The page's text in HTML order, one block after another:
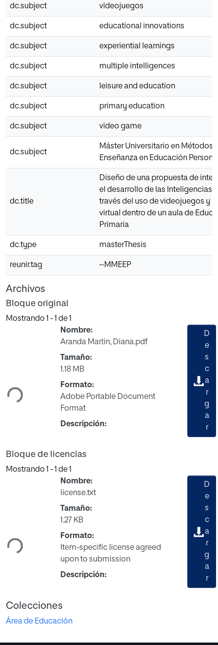
dc.subject videojuegos
dc.subject educational innovations
dc.subject experiential learnings
dc.subject multiple intelligences
dc.subject leisure and education
dc.subject primary education
dc.subject video game
dc.subject
Máster Universitario en Métodos
Enseñanza en Educación
dc.title
Diseño de una propuesta de
el desarrollo de las Inteligencias
través del uso de videojuegos y
virtual dentro de un aula de
Primaria
dc.type masterThesis
reunir.tag ~MMEEP
Archivos
Bloque original
Mostrando 1 - 1 de 1
Cargando...
Nombre:
Aranda Martin, Diana.pdf
Tamaño:
1.18 MB
Formato:
Adobe Portable Document
Format
Descripción:
D
e
s
c
a
r
g
a
r
Bloque de licencias
Mostrando 1 - 1 de 1
Cargando...
Nombre:
license.txt
Tamaño:
1.27 KB
Formato:
Item-specific license agreed
upon to submission
Descripción:
D
e
s
c
a
r
g
a
r
Colecciones
Área de Educación